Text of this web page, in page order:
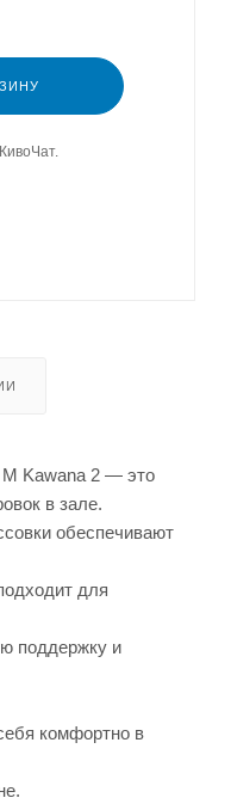
M Kawana 2 — это
в зале.
обеспечивают
для
поддержку и
комфортно в